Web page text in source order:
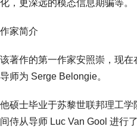
化，更深远的模态信息期骗等。
作家简介
该著作的第一作家安照崇，现在
导师为 Serge Belongie。
他硕士毕业于苏黎世联邦理工
间侍从导师 Luc Van Gool 进行